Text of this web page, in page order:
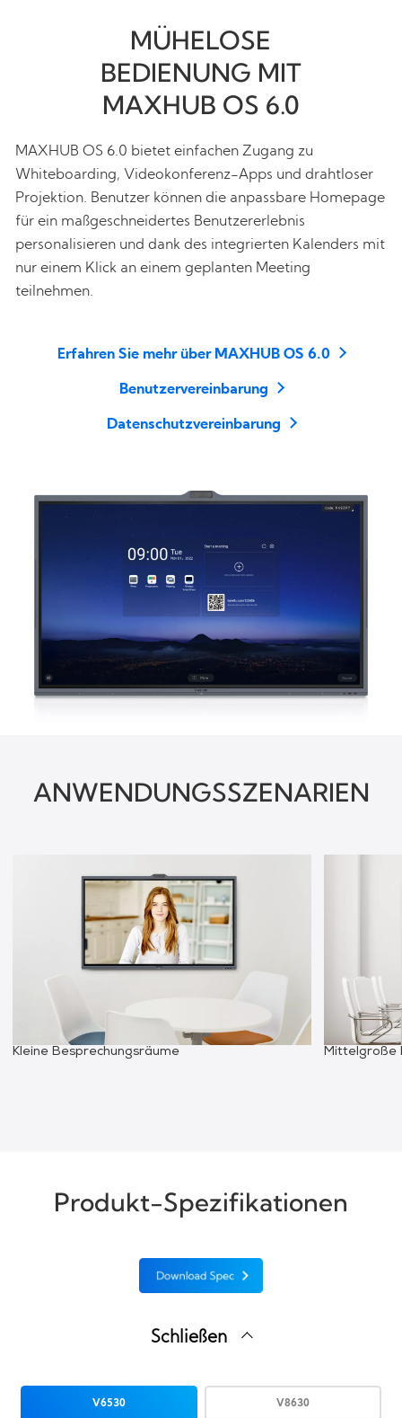
MÜHELOSE
BEDIENUNG MIT
MAXHUB OS 6.0
MAXHUB OS 6.0 bietet einfachen Zugang zu
Whiteboarding, Videokonferenz-Apps und drahtloser
Projektion. Benutzer können die anpassbare Homepage
für ein maßgeschneidertes Benutzererlebnis
personalisieren und dank des integrierten Kalenders mit
nur einem Klick an einem geplanten Meeting
teilnehmen.
Erfahren Sie mehr über MAXHUB OS 6.0
Benutzervereinbarung
Datenschutzvereinbarung
ANWENDUNGSSZENARIEN
Kleine Besprechungsräume Mittelgroße
Produkt-Spezifikationen
Schließen
V6530 V8630